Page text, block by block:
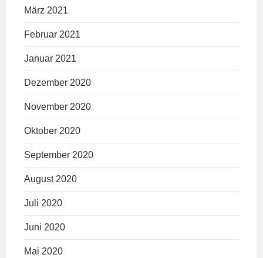
März 2021
Februar 2021
Januar 2021
Dezember 2020
November 2020
Oktober 2020
September 2020
August 2020
Juli 2020
Juni 2020
Mai 2020